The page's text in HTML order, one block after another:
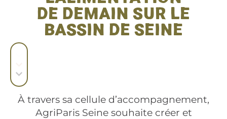
DE DEMAIN SUR LE
BASSIN DE SEINE
À travers sa cellule d’accompagnement,
AgriParis Seine souhaite créer et